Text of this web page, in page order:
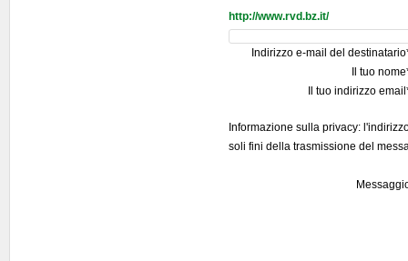
http://www.rvd.bz.it/
Indirizzo e-mail del
Il tuo
Il tuo indirizzo
Informazione sulla privacy:
soli fini della trasmissione del